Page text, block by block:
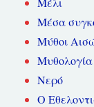
Μέσα
Μύθοι
Μυθολογία
Νερό
Ο